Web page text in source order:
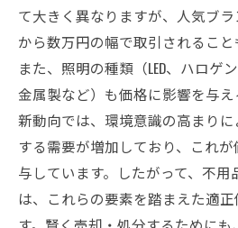
て大きく異なりますが、人気ブ
から数万円の幅で取引されること
また、照明の種類（LED、ハロゲ
金属製など）も価格に影響を与
新動向では、環境意識の高まり
する需要が増加しており、これ
与しています。したがって、不
は、これらの要素を踏まえた適